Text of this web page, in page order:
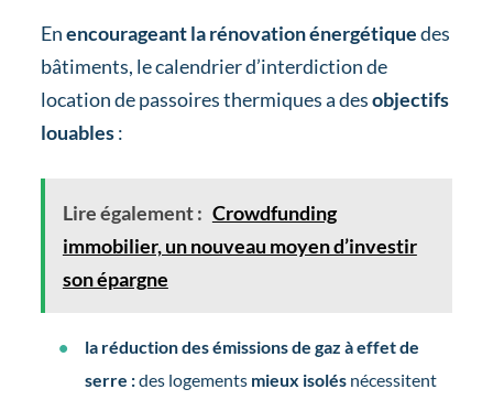
Enencourageant la rénovation énergétiquedes
bâtiments, le calendrier d’interdiction de
location de passoires thermiques a desobjectifs
louables:
Lire également : Crowdfunding
immobilier, un nouveau moyen d’investir
son épargne
la réduction des émissions de gaz à effet de
serre :des logements mieux isolésnécessitent